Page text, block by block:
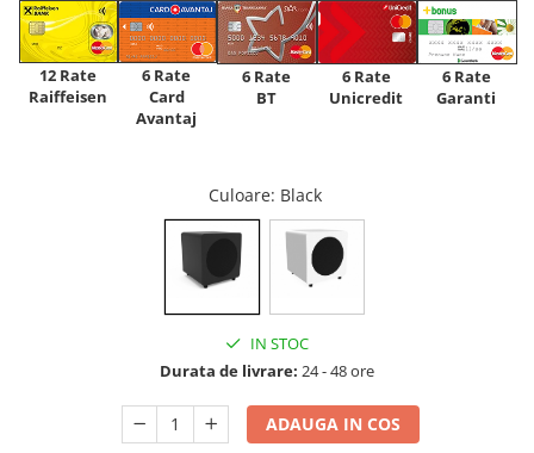
12 Rate
Raiffeisen
6 Rate
Card
Avantaj
6 Rate
BT
6 Rate
Unicredit
6 Rate
Garanti
Culoare: Black
IN STOC
Durata de livrare: 24 - 48 ore
ADAUGA IN COS